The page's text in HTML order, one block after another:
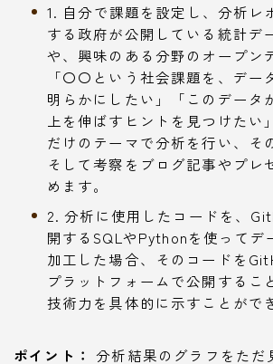
1. 自分で課題を設定し、分析レ
する政府が公開している統計デ
や、興味のある分野のオープン
「〇〇という社会課題を、デー
明らかにしたい」「このデー
上を伸ばすヒントを見つけたい
だけのテーマで分析を行い、そ
そして考察をブログ記事やプレ
めます。
2. 分析に使用したコードを、
開するSQLやPythonを使ってデ
加工した場合、そのコードを
プラットフォームで公開するこ
技術力を具体的に示すことがで
ポイント： 分析結果のグラフをただ